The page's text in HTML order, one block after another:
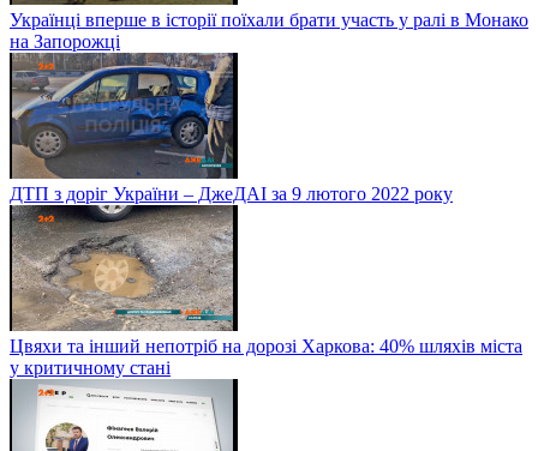
Українці вперше в історії поїхали брати участь у ралі в Монако
на Запорожці
ДТП з доріг України – ДжеДАІ за 9 лютого 2022 року
Цвяхи та інший непотріб на дорозі Харкова: 40% шляхів міста
у критичному стані